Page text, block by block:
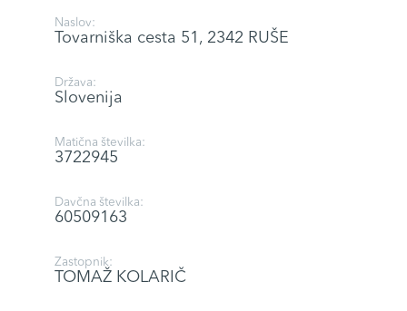
Naslov:
Tovarniška cesta 51, 2342 RUŠE
Država:
Slovenija
Matična številka:
3722945
Davčna številka:
60509163
Zastopnik:
TOMAŽ KOLARIČ